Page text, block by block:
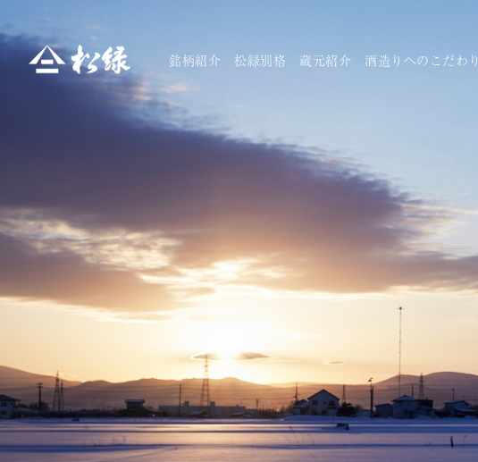
銘柄紹介 松緑別格 蔵元紹介 酒造りへのこだわり